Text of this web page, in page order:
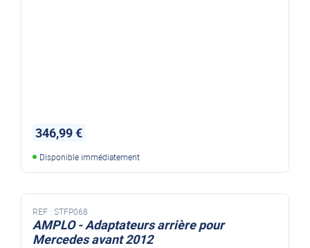
346,99 €
Disponible immédiatement
REF : STFP068
AMPLO - Adaptateurs arrière pour
Mercedes avant 2012